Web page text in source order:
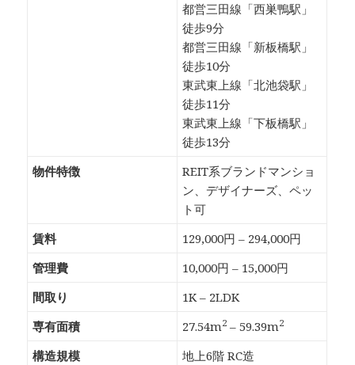
都営三田線「西巣鴨駅」
徒歩9分
都営三田線「新板橋駅」
徒歩10分
東武東上線「北池袋駅」
徒歩11分
東武東上線「下板橋駅」
徒歩13分
物件特徴
REIT系ブランドマンショ
ン、デザイナーズ、ペッ
ト可
賃料
129,000円 – 294,000円
管理費
10,000円 – 15,000円
間取り
1K – 2LDK
専有面積
27.54m2 – 59.39m2
構造規模
地上6階 RC造